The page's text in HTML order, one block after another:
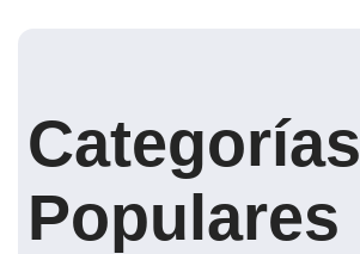
Categorías
Populares